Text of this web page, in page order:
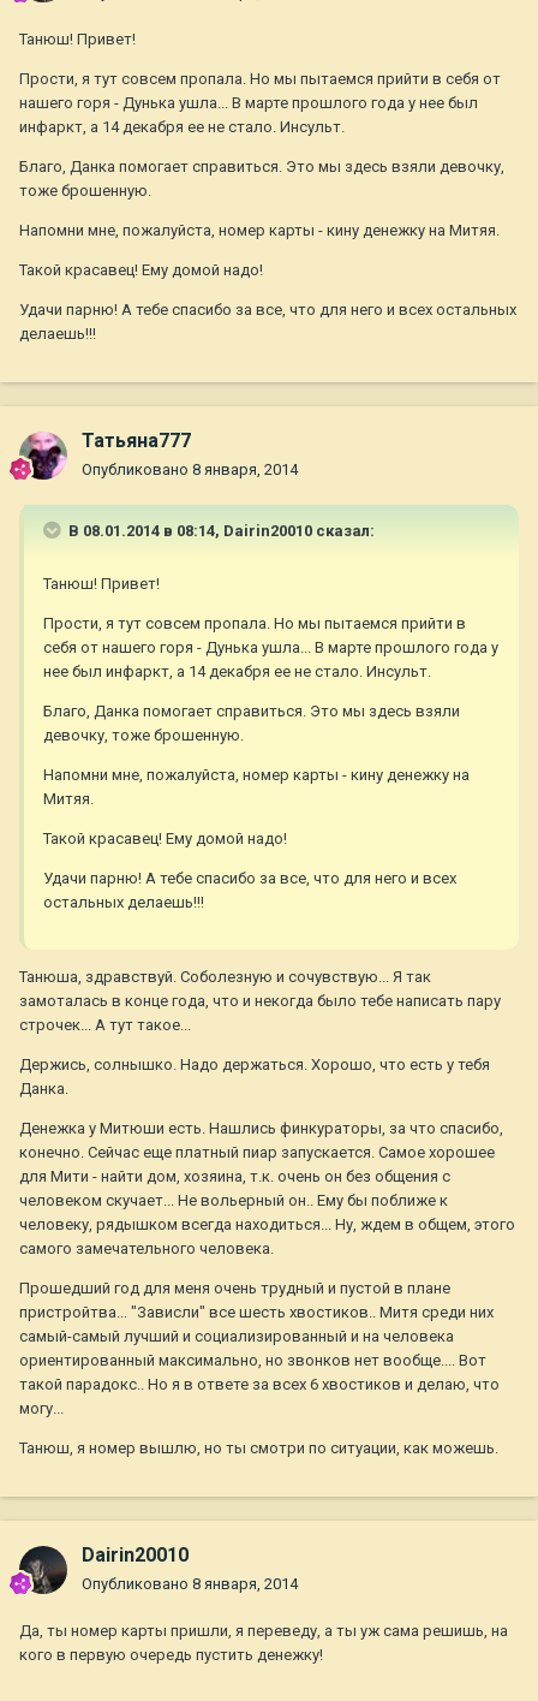
Танюш! Привет!
Прости, я тут совсем пропала. Но мы пытаемся прийти в себя от
нашего горя - Дунька ушла... В марте прошлого года у нее был
инфаркт, а 14 декабря ее не стало. Инсульт.
Благо, Данка помогает справиться. Это мы здесь взяли девочку,
тоже брошенную.
Напомни мне, пожалуйста, номер карты - кину денежку на Митяя.
Такой красавец! Ему домой надо!
Удачи парню! А тебе спасибо за все, что для него и всех остальных
делаешь!!!
Татьяна777
Опубликовано 8 января, 2014
В 08.01.2014 в 08:14, Dairin20010 сказал:
Танюш! Привет!
Прости, я тут совсем пропала. Но мы пытаемся прийти в
себя от нашего горя - Дунька ушла... В марте прошлого года у
нее был инфаркт, а 14 декабря ее не стало. Инсульт.
Благо, Данка помогает справиться. Это мы здесь взяли
девочку, тоже брошенную.
Напомни мне, пожалуйста, номер карты - кину денежку на
Митяя.
Такой красавец! Ему домой надо!
Удачи парню! А тебе спасибо за все, что для него и всех
остальных делаешь!!!
Танюша, здравствуй. Соболезную и сочувствую... Я так
замоталась в конце года, что и некогда было тебе написать пару
строчек... А тут такое...
Держись, солнышко. Надо держаться. Хорошо, что есть у тебя
Данка.
Денежка у Митюши есть. Нашлись финкураторы, за что спасибо,
конечно. Сейчас еще платный пиар запускается. Самое хорошее
для Мити - найти дом, хозяина, т.к. очень он без общения с
человеком скучает... Не вольерный он.. Ему бы поближе к
человеку, рядышком всегда находиться... Ну, ждем в общем, этого
самого замечательного человека.
Прошедший год для меня очень трудный и пустой в плане
пристройтва... "Зависли" все шесть хвостиков.. Митя среди них
самый-самый лучший и социализированный и на человека
ориентированный максимально, но звонков нет вообще.... Вот
такой парадокс.. Но я в ответе за всех 6 хвостиков и делаю, что
могу...
Танюш, я номер вышлю, но ты смотри по ситуации, как можешь.
Dairin20010
Опубликовано 8 января, 2014
Да, ты номер карты пришли, я переведу, а ты уж сама решишь, на
кого в первую очередь пустить денежку!